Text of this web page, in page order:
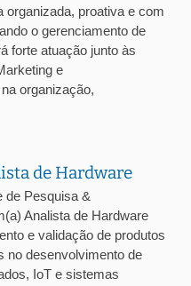
proativa e com
o gerenciamento de
forte atuação junto às
e
organização,
de Hardware
de Pesquisa &
Analista de Hardware
e validação de produtos
no desenvolvimento de
IoT e sistemas